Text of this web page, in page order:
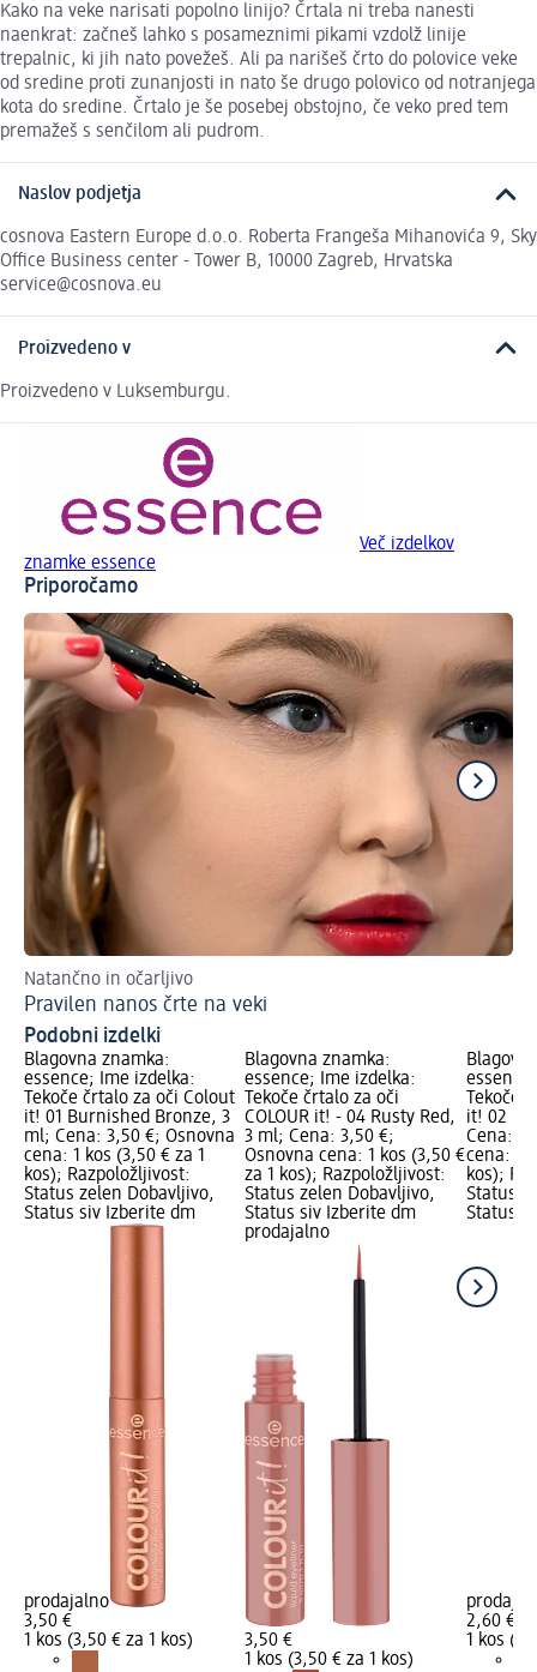
Kako na veke narisati popolno linijo? Črtala ni treba nanesti
naenkrat: začneš lahko s posameznimi pikami vzdolž linije
trepalnic, ki jih nato povežeš. Ali pa narišeš črto do polovice veke
od sredine proti zunanjosti in nato še drugo polovico od notranjega
kota do sredine. Črtalo je še posebej obstojno, če veko pred tem
premažeš s senčilom ali pudrom.
Naslov podjetja
cosnova Eastern Europe d.o.o. Roberta Frangeša Mihanovića 9, Sky
Office Business center - Tower B, 10000 Zagreb, Hrvatska
service@cosnova.eu
Proizvedeno v
Proizvedeno v Luksemburgu.
Več izdelkov
znamke essence
Priporočamo
Natančno in očarljivo
Pravilen nanos črte na veki
Podobni izdelki
Blagovna znamka:
essence; Ime izdelka:
Tekoče črtalo za oči Colout
it! 01 Burnished Bronze, 3
ml; Cena: 3,50 €; Osnovna
cena: 1 kos (3,50 € za 1
kos); Razpoložljivost:
Status zelen Dobavljivo,
Status siv Izberite dm
prodajalno
3,50 €
1 kos (3,50 € za 1 kos)
Blagovna znamka:
essence; Ime izdelka:
Tekoče črtalo za oči
COLOUR it! - 04 Rusty Red,
3 ml; Cena: 3,50 €;
Osnovna cena: 1 kos (3,50 €
za 1 kos); Razpoložljivost:
Status zelen Dobavljivo,
Status siv Izberite dm
prodajalno
3,50 €
1 kos (3,50 € za 1 kos)
Tekoče
it! 02
Cena:
cena: 1
kos);
Status
Status
2,60 €
1 kos